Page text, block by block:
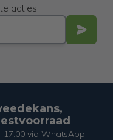
acties!
via WhatsApp